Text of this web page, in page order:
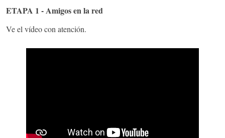
ETAPA 1 - Amigos en la red
Ve el vídeo con atención.